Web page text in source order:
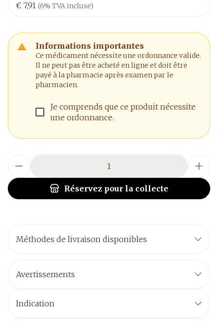
€ 7,91 (6% TVA incluse)
Informations importantes
Ce médicament nécessite une ordonnance valide.
Il ne peut pas être acheté en ligne et doit être
payé à la pharmacie après examen par le
pharmacien.
Je comprends que ce produit nécessite
une ordonnance.
Réservez pour la collecte
Méthodes de livraison disponibles
Avertissements
Indication